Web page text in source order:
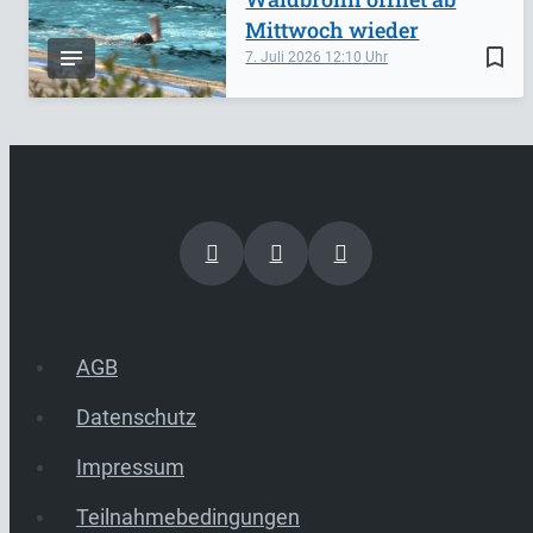
bookmark_border
7. Juli 2026 12:10
Mittwoch wieder
AGB
Datenschutz
Impressum
Teilnahmebedingungen